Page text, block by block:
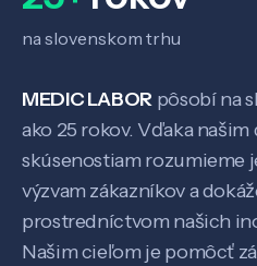
Veda a
O
na slovenskom trhu
MEDIC LABOR pôsobí na
ako 25 rokov. Vďaka
skúsenostiam rozumieme
výzvam zákazníkov a
prostredníctvom našich
Našim cieľom je pomôcť